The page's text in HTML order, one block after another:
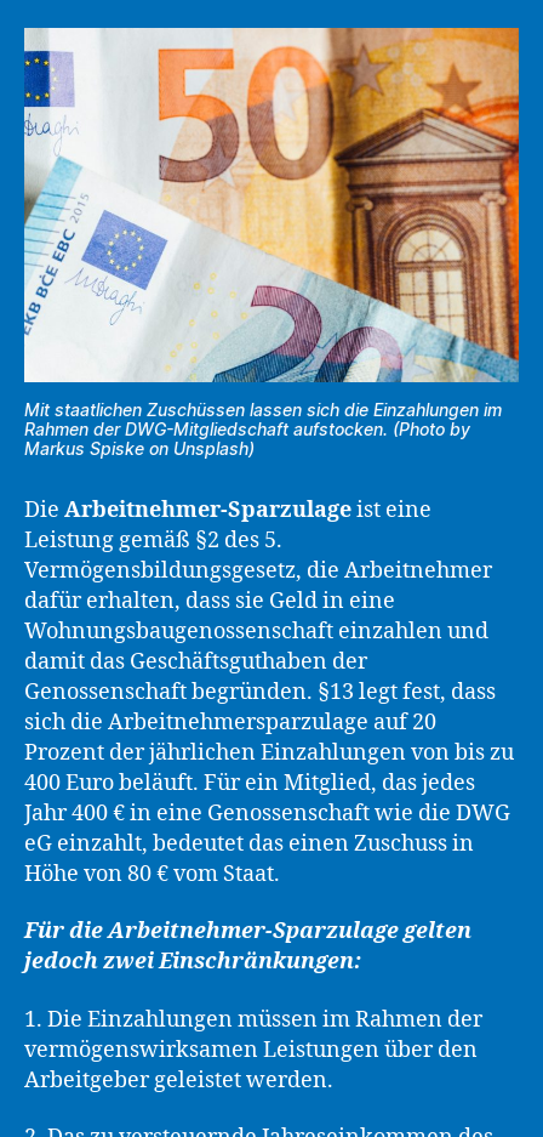
Mit staatlichen Zuschüssen lassen sich die Einzahlungen im
Rahmen der DWG-Mitgliedschaft aufstocken. (Photo by
Markus Spiske on Unsplash)
Die Arbeitnehmer-Sparzulageist eine
Leistung gemäß §2 des 5.
Vermögensbildungsgesetz, die Arbeitnehmer
dafür erhalten, dass sie Geld in eine
Wohnungsbaugenossenschaft einzahlen und
damit das Geschäftsguthaben der
Genossenschaft begründen. §13 legt fest, dass
sich die Arbeitnehmersparzulage auf 20
Prozent der jährlichen Einzahlungen von bis zu
400 Euro beläuft. Für ein Mitglied, das jedes
Jahr 400 € in eine Genossenschaft wie die DWG
eG einzahlt, bedeutet das einen Zuschuss in
Höhe von 80 € vom Staat.
Für die Arbeitnehmer-Sparzulage gelten
jedoch zwei Einschränkungen:
1. Die Einzahlungen müssen im Rahmen der
vermögenswirksamen Leistungen über den
Arbeitgeber geleistet werden.